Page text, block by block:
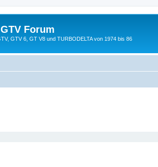
Forum
GTV 6, GT V8 und TURBODELTA von 1974 bis 86